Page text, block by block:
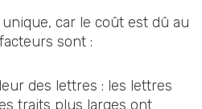
car le coût est dû au
sont :
des lettres : les lettres
traits plus larges ont